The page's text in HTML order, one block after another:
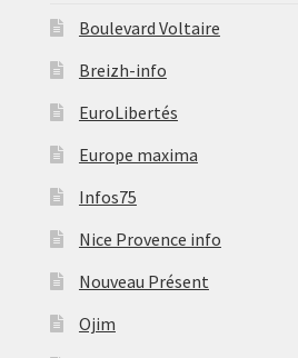
Boulevard Voltaire
Breizh-info
EuroLibertés
Europe maxima
Infos75
Nice Provence info
Nouveau Présent
Ojim